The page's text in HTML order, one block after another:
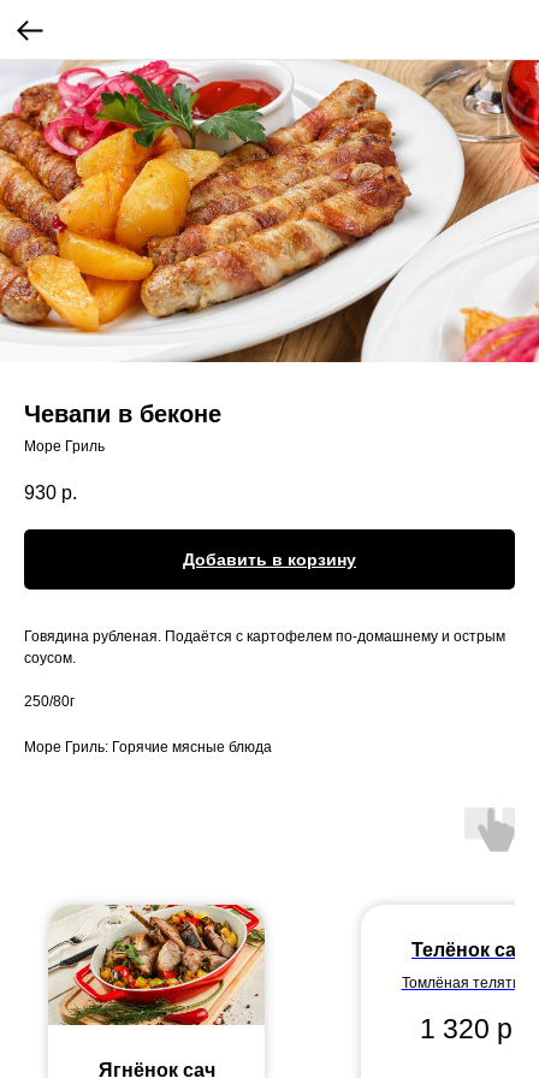
Чевапи в беконе
Море Гриль
930 р.
Добавить в корзину
Говядина рубленая. Подаётся с картофелем по-домашнему и острым
соусом.
250/80г
Море Гриль: Горячие мясные блюда
Ягнёнок сач
Телёнок сач
Томлёная телятина
традиционному
сербскому рецепту.
1 320 р.